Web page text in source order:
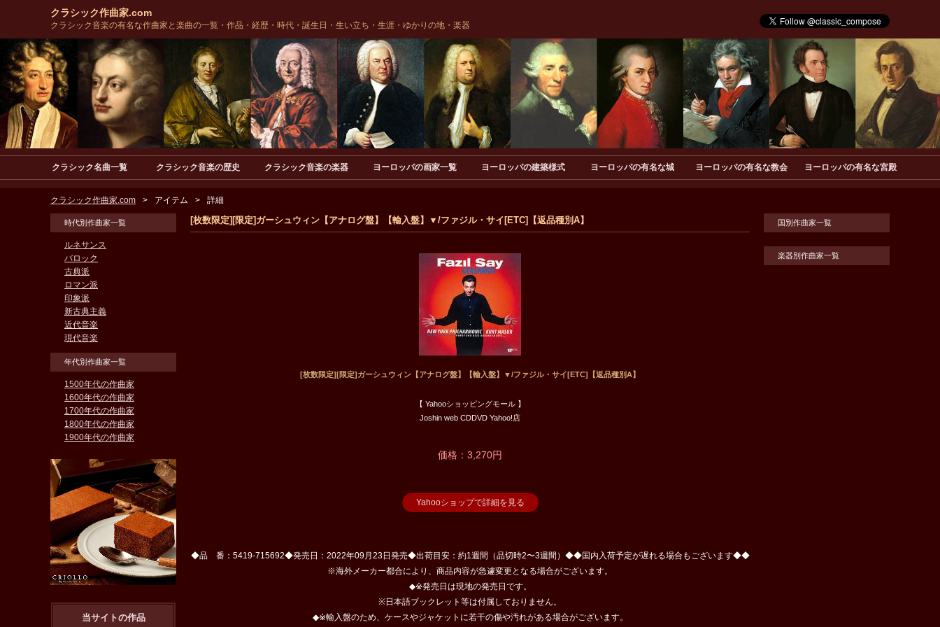
クラシック作曲家.com
クラシック音楽の有名な作曲家と楽曲の一覧・作品・経歴・時代・誕生日・生い立ち・生涯・ゆかりの地・楽器
クラシック名曲一覧 クラシック音楽の歴史 クラシック音楽の楽器 ヨーロッパの画家一覧 ヨーロッパの建築様式 ヨーロッパの有名な城 ヨーロッパの有名な教会 ヨーロッパの有名な宮殿
クラシック作曲家.com アイテム 詳細
[枚数限定][限定]ガーシュウィン【アナログ盤】【輸入盤】▼/ファジル・サイ[ETC]【返品種別A】
[枚数限定][限定]ガーシュウィン【アナログ盤】【輸入盤】▼/ファジル・サイ[ETC]【返品種別A】
【 Yahooショッピングモール 】
Joshin web CDDVD Yahoo!店
価格：3,270円
Yahooショップで詳細を見る
◆品 番：5419-715692◆発売日：2022年09月23日発売◆出荷目安：約1週間（品切時2〜3週間）◆◆国内入荷予定が遅れる場合もございます◆◆
※海外メーカー都合により、商品内容が急遽変更となる場合がございます。
◆※発売日は現地の発売日です。
※日本語ブックレット等は付属しておりません。
◆※輸入盤のため、ケースやジャケットに若干の傷や汚れがある場合がございます。
時代別作曲家一覧
ルネサンス
バロック
古典派
ロマン派
印象派
新古典主義
近代音楽
現代音楽
年代別作曲家一覧
1500年代の作曲家
1600年代の作曲家
1700年代の作曲家
1800年代の作曲家
1900年代の作曲家
当サイトの作品
国別作曲家一覧
楽器別作曲家一覧